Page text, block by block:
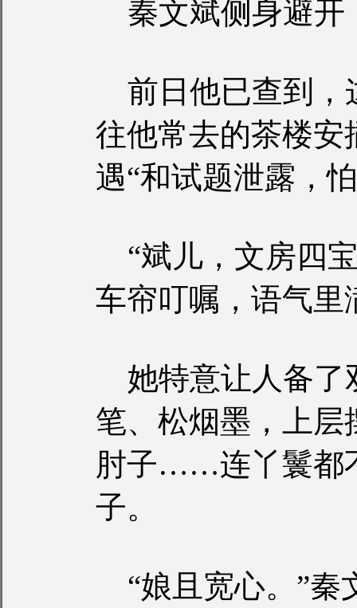
秦文斌侧身避开
前日他已查到，
往他常去的茶楼安
遇“和试题泄露，
“斌儿，文房四
车帘叮嘱，语气里
她特意让人备了
笔、松烟墨，上层
肘子……连丫鬟都
子。
“娘且宽心。”秦